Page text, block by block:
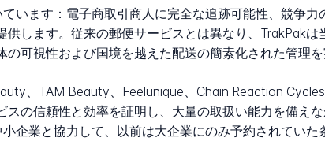
います：電子商取引商人に完全な追跡可能性、競争力
します。従来の郵便サービスとは異なり、TrakPakは
可視性および国境を越えた配送の簡素化された管理を
、TAM Beauty、Feelunique、Chain Reaction
の信頼性と効率を証明し、大量の取扱い能力を備え
企業と協力して、以前は大企業にのみ予約されていた